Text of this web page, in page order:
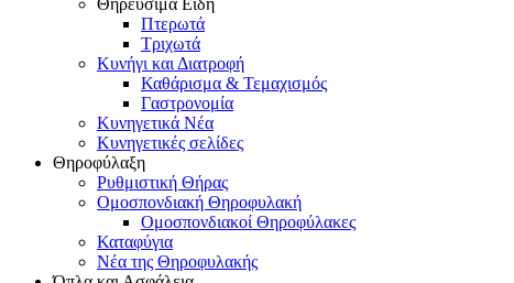
Θηρεύσιμα Είδη
Πτερωτά
Τριχωτά
Κυνήγι και Διατροφή
Καθάρισμα & Τεμαχισμός
Γαστρονομία
Κυνηγετικά Νέα
Κυνηγετικές σελίδες
Θηροφύλαξη
Ρυθμιστική Θήρας
Ομοσπονδιακή Θηροφυλακή
Oμοσπονδιακοί Θηροφύλακες
Καταφύγια
Νέα της Θηροφυλακής